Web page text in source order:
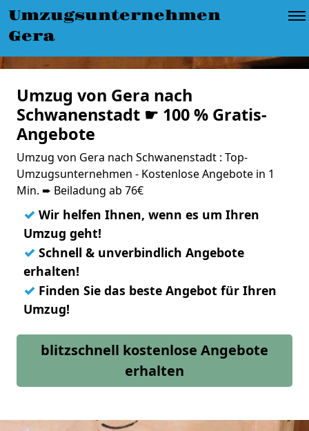
Umzugsunternehmen
Gera
Umzug von Gera nach
Schwanenstadt ☛ 100 % Gratis-
Angebote
Umzug von Gera nach Schwanenstadt : Top-
Umzugsunternehmen - Kostenlose Angebote in 1
Min. ➨ Beiladung ab 76€
✓ Wir helfen Ihnen, wenn es um Ihren
Umzug geht!
✓ Schnell & unverbindlich Angebote
erhalten!
✓ Finden Sie das beste Angebot für Ihren
Umzug!
blitzschnell kostenlose Angebote
erhalten